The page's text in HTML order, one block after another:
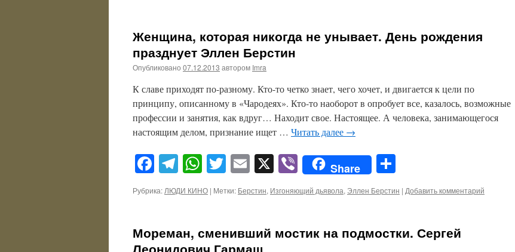
Женщина, которая никогда не унывает. День рождения
празднует Эллен Берстин
Опубликовано 07.12.2013 автором Imra
К славе приходят по-разному. Кто-то четко знает, чего хочет, и двигается к цели по
принципу, описанному в «Чародеях». Кто-то наоборот в опробует все, казалось, возможные
профессии и занятия, как вдруг… Находит свое. Настоящее. А человека, занимающегося
настоящим делом, признание ищет … Читать далее →
Facebook
Telegram
WhatsApp
Twitter
Email
X ViberShare
Рубрика: ЛЮДИ КИНО | Метки: Берстин, Изгоняющий дьявола, Эллен Берстин | Добавить комментарий
Мореман, сменивший мостик на подмостки. Сергей
Леонидович Гармаш